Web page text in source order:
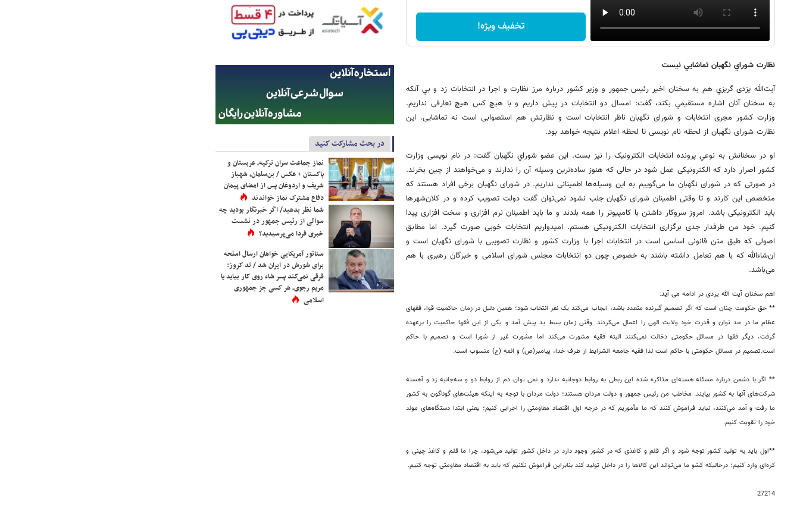
تخفیف ویژه!
نظارت شوراي نگهبان تماشايي نيست
آیت‌الله یزدی گريزي هم به سخنان اخير رئيس جمهور و وزير کشور درباره مرز نظارت و اجرا در انتخابات زد و بي آنکه
به سخنان آنان اشاره مستقيمي بکند، گفت: امسال دو انتخابات در پیش داریم و با هیچ کس هیچ تعارفی نداریم.
وزارت کشور مجری انتخابات و شورای نگهبان ناظر انتخابات است و نظارتش هم استصوابی است نه تماشایی. این
نظارت شورای نگهبان از لحظه نام نویسی تا لحظه اعلام نتیجه خواهد بود.
او در سخنانش به نوعي پرونده انتخابات الکترونيک را نيز بست. اين عضو شوراي نگهبان گفت: در نام نویسی وزارت
کشور اصرار دارد که الکترونیکی عمل شود در حالی که هنوز ساده‌ترین وسیله آن را ندارند و می‌خواهند از چین بخرند.
در صورتی که در شورای نگهبان ما می‌گوییم به این وسیله‌ها اطمینانی نداریم. در شورای نگهبان برخی افراد هستند که
متخصص این کارند و تا وقتی اطمینان شورای نگهبان جلب نشود نمی‌توان گفت دولت تصویب کرده و در کلان‌شهرها
باید الکترونیکی باشد. امروز سروکار داشتن با کامپیوتر را همه بلدند و ما باید اطمینان نرم افزاری و سخت افزاری پیدا
کنیم. خود من طرفدار جدی برگزاری انتخابات الکترونیکی هستم. امیدواریم انتخابات خوبی صورت گیرد. اما مطابق
اصولی که طبق متن قانونی اساسی است در انتخابات اجرا با وزارت کشور و نظارت تصویبی با شورای نگهبان است و
ان‌شاءالله که با هم تعامل داشته باشند به خصوص چون دو انتخابات مجلس شورای اسلامی و خبرگان رهبری با هم
می‌باشد.
اهم سخنان آیت الله یزدی در ادامه می آید:
** حق حکومت چنان است که اگر تصمیم گیرنده متعدد باشد، ایجاب می‌کند یک نفر انتخاب شود؛ همین دلیل در زمان حاکمیت قوا، فقهای
عظام ما در حد توان و قدرت خود ولایت الهی را اعمال می‌کردند. وقتی زمان بسط ید پیش آمد و یکی از این فقها حاکمیت را برعهده
گرفت، دیگر فقها در مسائل حکومتی دخالت نمی‌کنند البته فقیه مشورت می‌کند اما مشورت غیر از شورا است و تصمیم با حاکم
است.تصمیم در مسائل حکومتی با حاکم است لذا فقیه جامعه الشرایط از طرف خدا، پیامبر(ص) و ائمه (ع) منسوب است.
** اگر با دشمن درباره مسئله هسته‌ای مذاکره شده این ربطی به روابط دوجانبه ندارد و نمی توان دم از روابط دو و سه‌جانبه زد و آهسته
شرکت‌های آنها به کشور بیایند. مخاطب من رئیس جمهور و دولت مردان هستند؛ دولت مردان با توجه به اینکه هیئت‌های گوناگون به کشور
ما رفت و آمد می‌کنند، نباید فراموش کنند که ما مأموریم که در درجه اول اقتصاد مقاومتی را اجرایی کنیم؛ یعنی ابتدا دستگاه‌های مولد
خود را تقویت کنیم.
**اول باید به تولید کشور توجه شود و اگر قلم و کاغذی که در کشور وجود دارد در داخل کشور تولید می‌شود، چرا ما قلم و کاغذ چینی و
کره‌ای وارد کنیم؛ درحالیکه کشو ما می‌تواند این کالاها را در داخل تولید کند بنابراین فراموش نکنیم که باید به اقتصاد مقاومتی توجه کنیم.
27214
در بحث مشارکت کنید
نماز جماعت سران ترکیه، عربستان و
پاکستان + عکس / بن‌سلمان، شهباز
شریف و اردوغان پس از امضای پیمان
دفاع مشترک نماز خواندند
شما نظر بدهید/ اگر خبرنگار بودید چه
سوالی از رئیس جمهور در نشست
خبری فردا می‌پرسیدید؟
سناتور آمریکایی خواهان ارسال اسلحه
برای شورش در ایران شد / تد کروز:
فرقی نمی‌کند پسر شاه روی کار بیاید یا
مریم رجوی، هر کسی جز جمهوری
اسلامی